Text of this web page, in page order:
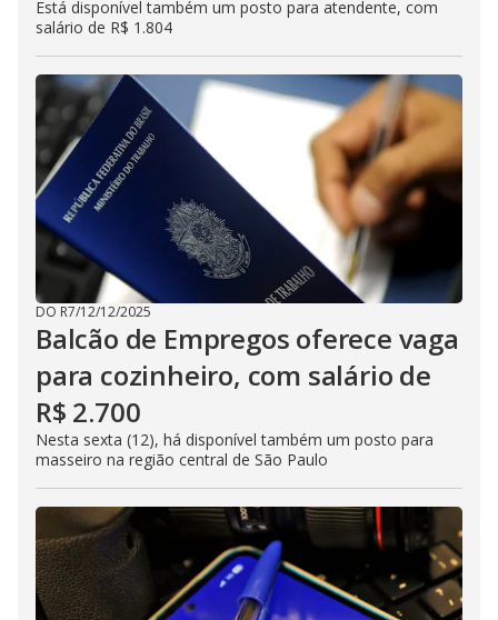
Está disponível também um posto para atendente, com
salário de R$ 1.804
DO R7/12/12/2025
Balcão de Empregos oferece vaga
para cozinheiro, com salário de
R$ 2.700
Nesta sexta (12), há disponível também um posto para
masseiro na região central de São Paulo